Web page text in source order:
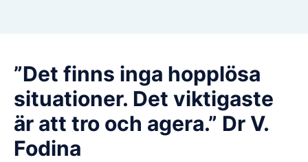
”Det finns inga hopplösa
situationer. Det viktigaste
är att tro och agera.” Dr V.
Fodina